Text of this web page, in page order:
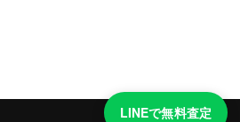
LINEで無料査定